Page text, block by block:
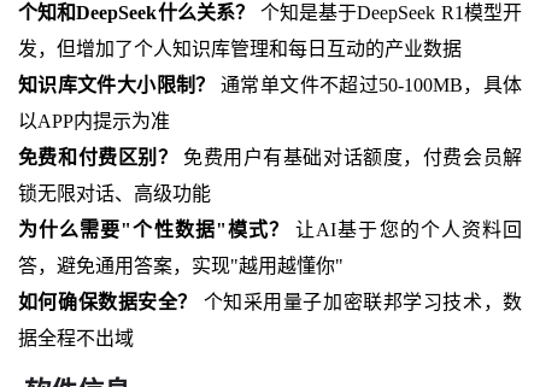
个知和DeepSeek什么关系？
个知是基于DeepSeek R1模型开
发，但增加了个人知识库管理和每日互动的产业数据
知识库文件大小限制？
通常单文件不超过50-100MB，具体
以APP内提示为准
免费和付费区别？ 免费用户有基础对话额度，付费会员解
锁无限对话、高级功能
为什么需要"个性数据"模式？
让AI基于您的个人资料回
答，避免通用答案，实现"越用越懂你"
如何确保数据安全？
个知采用量子加密联邦学习技术，数
据全程不出域